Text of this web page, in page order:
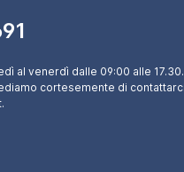
al venerdì dalle 09:00 alle 17.30.
cortesemente di contattarci